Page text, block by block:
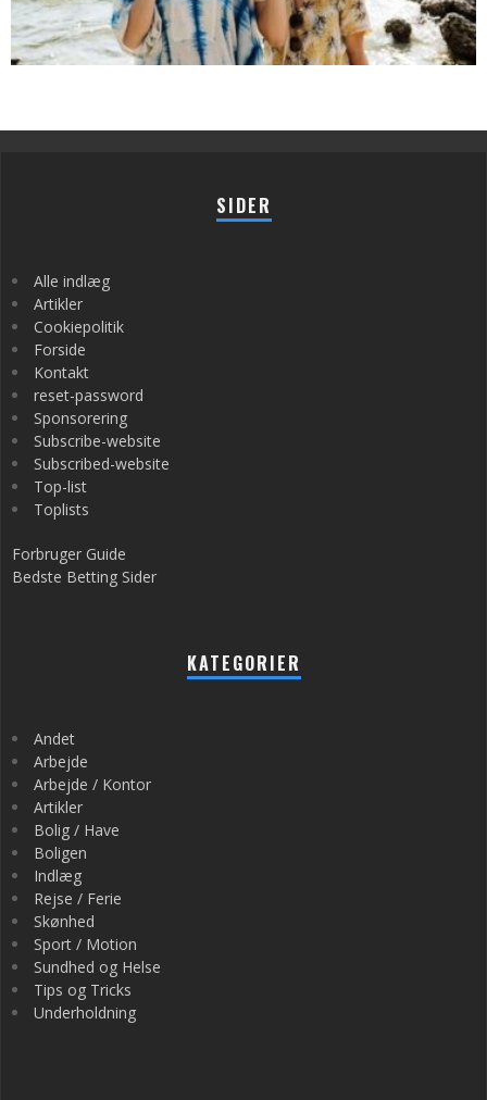
SIDER
Alle indlæg
Artikler
Cookiepolitik
Forside
Kontakt
reset-password
Sponsorering
Subscribe-website
Subscribed-website
Top-list
Toplists
Forbruger Guide
Bedste Betting Sider
KATEGORIER
Andet
Arbejde
Arbejde / Kontor
Artikler
Bolig / Have
Boligen
Indlæg
Rejse / Ferie
Skønhed
Sport / Motion
Sundhed og Helse
Tips og Tricks
Underholdning